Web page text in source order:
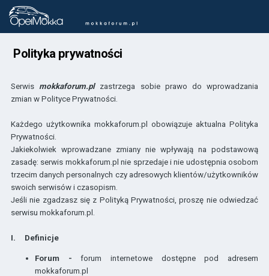
Polityka prywatności
Serwismokkaforum.plzastrzega sobie prawo do wprowadzania
zmian w Polityce Prywatności.
Każdego użytkownika mokkaforum.pl obowiązuje aktualna Polityka
Prywatności.
Jakiekolwiek wprowadzane zmiany nie wpływają na podstawową
zasadę: serwis mokkaforum.pl nie sprzedaje i nie udostępnia osobom
trzecim danych personalnych czy adresowych klientów/użytkowników
swoich serwisów i czasopism.
Jeśli nie zgadzasz się z Polityką Prywatności, proszę nie odwiedzać
serwisu mokkaforum.pl.
I. Definicje
Forum -forum internetowe dostępne pod adresem
mokkaforum.pl